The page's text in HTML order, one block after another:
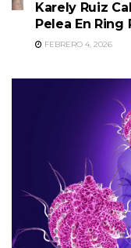
Karely Ruiz
Pelea En Ring
FEBRERO 4, 2026